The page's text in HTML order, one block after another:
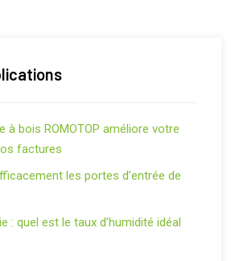
à bois ROMOTOP améliore votre
factures
les portes d’entrée de
: quel est le taux d’humidité idéal